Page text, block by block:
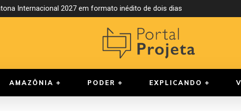
Internacional 2027 em formato inédito de dois dias
AMAZÔNIA PODER EXPLICANDO